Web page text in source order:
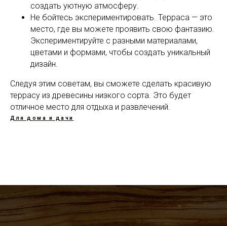
создать уютную атмосферу.
Не бойтесь экспериментировать. Терраса — это
место, где вы можете проявить свою фантазию.
Экспериментируйте с разными материалами,
цветами и формами, чтобы создать уникальный
дизайн.
Следуя этим советам, вы сможете сделать красивую
террасу из древесины низкого сорта. Это будет
отличное место для отдыха и развлечений.
Для дома и дачи